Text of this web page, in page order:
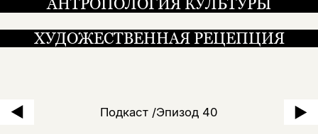
АНТРОПОЛОГИЯ КУЛЬТУРЫ
ХУДОЖЕСТВЕННАЯ РЕЦЕПЦИЯ
Подкаст /Эпизод 40